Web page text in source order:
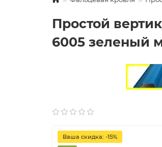
Простой
6005 зеленый
Ваша скидка: -15%